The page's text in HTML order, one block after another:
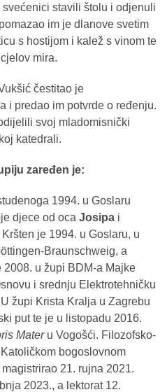
stavili štolu i odjenuli
im je dlanove svetim
s hostijom i kalež s vinom te
mira.
čestitao je
i predao im potvrde o ređenju.
svoj mladomisnički
katedrali.
zaređen je:
1994. u Goslaru
djece od oca Josipa i
Kršten je 1994. u Goslaru, u
Braunschweig, a
u župi BDM-a Majke
i srednju Elektrotehničku
župi Krista Kralja u Zagrebu
put te je u listopadu 2016.
Materu Vogošći. Filozofsko-
bogoslovnom
21. rujna 2021.
2023., a lektorat 12.